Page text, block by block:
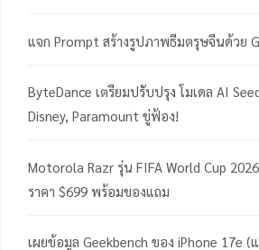
แจก Prompt สร้างรูปภาพธีมตรุษจีนด้วย
ByteDance เตรียมปรับปรุง โมเดล AI
Disney, Paramount ขู่ฟ้อง!
Motorola Razr รุ่น FIFA World Cup
ราคา $699 พร้อมของแถม
เผยข้อมูล Geekbench ของ iPhone 17e